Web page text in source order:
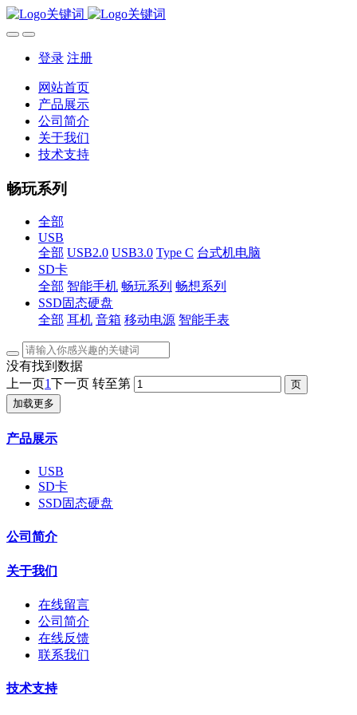
登录 注册
网站首页
产品展示
公司简介
关于我们
技术支持
畅玩系列
全部
USB
全部 USB2.0 USB3.0 Type C 台式机电脑
SD卡
全部 智能手机 畅玩系列 畅想系列
SSD固态硬盘
全部 耳机 音箱 移动电源 智能手表
没有找到数据
上一页1下一页 转至第
加载更多
产品展示
USB
SD卡
SSD固态硬盘
公司简介
关于我们
在线留言
公司简介
在线反馈
联系我们
技术支持